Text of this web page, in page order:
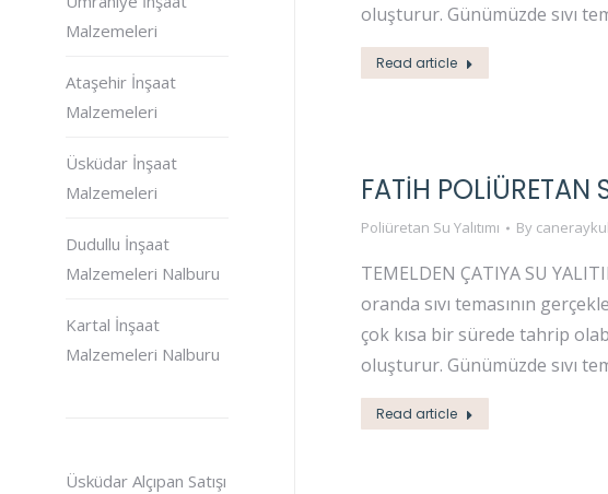
oluşturur. Günümüzde sıvı
Read article
FATIH POLIÜRETAN
Poliüretan Su Yalıtımı By caneraykul
TEMELDEN ÇATIYA SU
oranda sıvı temasının
çok kısa bir sürede tahrip
oluşturur. Günümüzde sıvı
Read article
Malzemeleri
Ataşehir İnşaat
Malzemeleri
Üsküdar İnşaat
Malzemeleri
Dudullu İnşaat
Malzemeleri Nalburu
Kartal İnşaat
Malzemeleri Nalburu
Üsküdar Alçıpan Satışı